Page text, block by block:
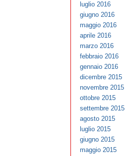
luglio 2016
giugno 2016
maggio 2016
aprile 2016
marzo 2016
febbraio 2016
gennaio 2016
dicembre 2015
novembre 2015
ottobre 2015
settembre 2015
agosto 2015
luglio 2015
giugno 2015
maggio 2015